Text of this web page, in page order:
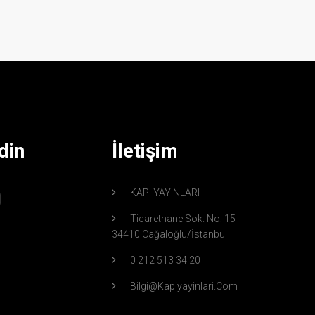
İletişim
KAPI YAYINLARI
Ticarethane Sok. No: 15
34410 Cağaloğlu/İstanbul
0 212 513 34 20
Bilgi@kapiyayinlari.com